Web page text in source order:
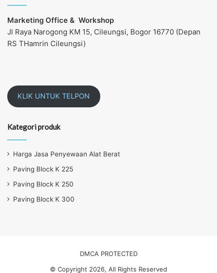
Marketing Office & Workshop
Jl Raya Narogong KM 15, Cileungsi, Bogor 16770 (Depan
RS THamrin Cileungsi)
KLIK UNTUK TELPON
Kategori produk
Harga Jasa Penyewaan Alat Berat
Paving Block K 225
Paving Block K 250
Paving Block K 300
DMCA PROTECTED
© Copyright 2026, All Rights Reserved